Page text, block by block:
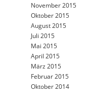
November 2015
Oktober 2015
August 2015
Juli 2015
Mai 2015
April 2015
März 2015
Februar 2015
Oktober 2014